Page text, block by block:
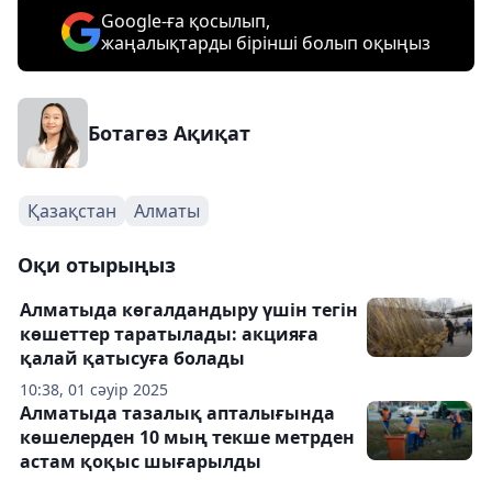
Google-ға қосылып,
жаңалықтарды бірінші болып оқыңыз
Ботагөз Ақиқат
Қазақстан Алматы
Оқи отырыңыз
10:38, 01 сәуір 2025
Алматыда көгалдандыру үшін тегін
көшеттер таратылады: акцияға
қалай қатысуға болады
Алматыда тазалық апталығында
көшелерден 10 мың текше метрден
астам қоқыс шығарылды